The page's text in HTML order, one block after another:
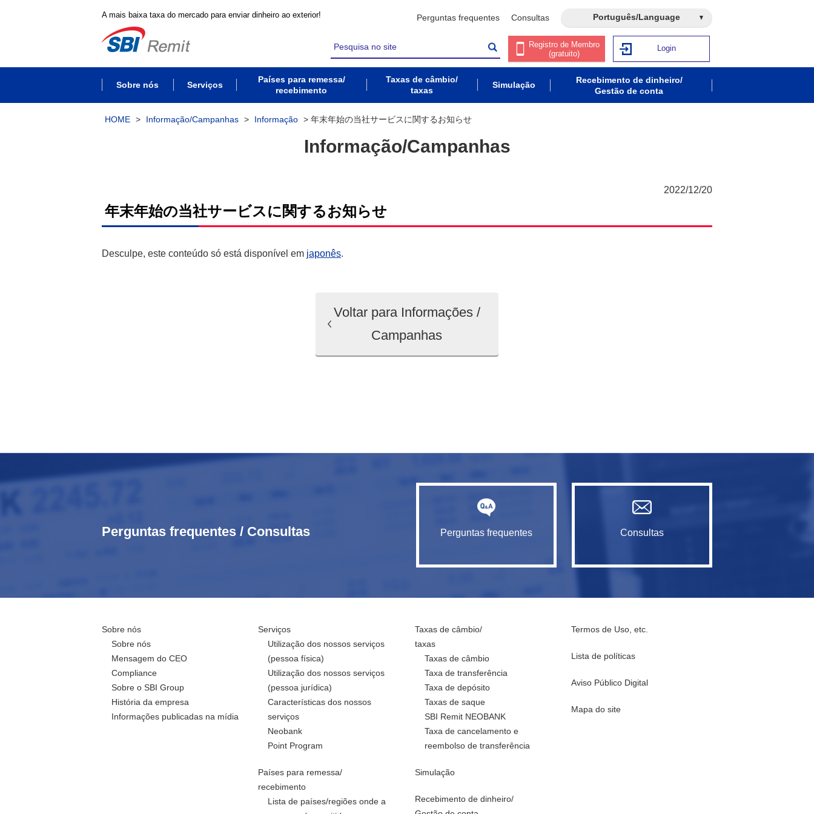
A mais baixa taxa do mercado para enviar dinheiro ao exterior! Perguntas frequentes Consultas Português/Language
Registro de Membro
(gratuito)
Login
Sobre nós Serviços
Países para remessa/
recebimento
Taxas de câmbio/
taxas
Simulação
Recebimento de dinheiro/
Gestão de conta
HOME > Informação/Campanhas > Informação > 年末年始の当社サービスに関するお知らせ
Informação/Campanhas
2022/12/20
年末年始の当社サービスに関するお知らせ
Desculpe, este conteúdo só está disponível em japonês.
Voltar para Informações /
Campanhas
Perguntas frequentes / Consultas Perguntas frequentes Consultas
Sobre nós
Sobre nós
Mensagem do CEO
Compliance
Sobre o SBI Group
História da empresa
Informações publicadas na mídia
Serviços
Utilização dos nossos serviços
(pessoa física)
Utilização dos nossos serviços
(pessoa jurídica)
Características dos nossos
serviços
Neobank
Point Program
Países para remessa/
recebimento
Lista de países/regiões onde a
Taxas de câmbio/
taxas
Taxas de câmbio
Taxa de transferência
Taxa de depósito
Taxas de saque
SBI Remit NEOBANK
Taxa de cancelamento e
reembolso de transferência
Simulação
Recebimento de dinheiro/
Termos de Uso, etc.
Lista de políticas
Aviso Público Digital
Mapa do site